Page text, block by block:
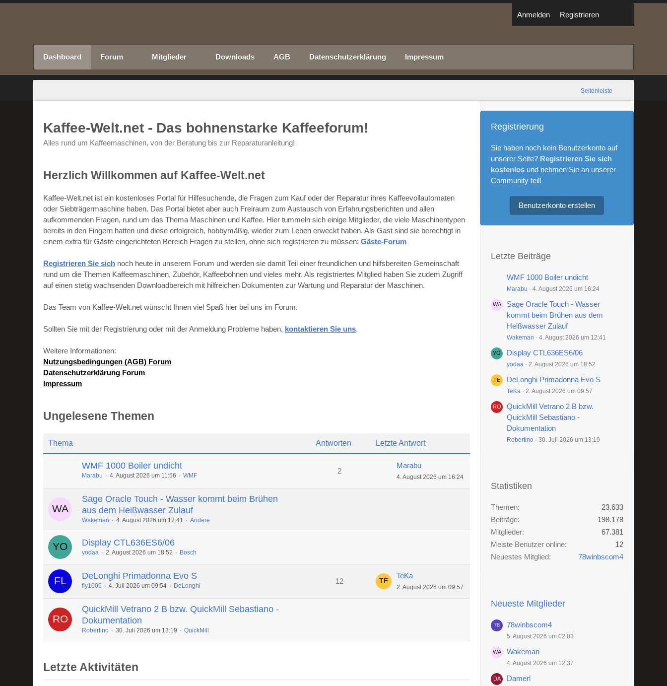
Anmelden Registrieren
Dashboard Forum Mitglieder Downloads AGB Datenschutzerklärung Impressum
Seitenleiste
Kaffee-Welt.net - Das bohnenstarke Kaffeeforum!
Alles rund um Kaffeemaschinen, von der Beratung bis zur Reparaturanleitung!
Herzlich Willkommen auf Kaffee-Welt.net
Kaffee-Welt.net ist ein kostenloses Portal für Hilfesuchende, die Fragen zum Kauf oder der Reparatur ihres Kaffeevollautomaten
oder Siebträgermaschine haben. Das Portal bietet aber auch Freiraum zum Austausch von Erfahrungsberichten und allen
aufkommenden Fragen, rund um das Thema Maschinen und Kaffee. Hier tummeln sich einige Mitglieder, die viele Maschinentypen
bereits in den Fingern hatten und diese erfolgreich, hobbymäßig, wieder zum Leben erweckt haben. Als Gast sind sie berechtigt in
einem extra für Gäste eingerichteten Bereich Fragen zu stellen, ohne sich registrieren zu müssen:Gäste-Forum
Registrieren Sie sich noch heute in unserem Forum und werden sie damit Teil einer freundlichen und hilfsbereiten Gemeinschaft
rund um die Themen Kaffeemaschinen, Zubehör, Kaffeebohnen und vieles mehr. Als registriertes Mitglied haben Sie zudem Zugriff
auf einen stetig wachsenden Downloadbereich mit hilfreichen Dokumenten zur Wartung und Reparatur der Maschinen.
Das Team von Kaffee-Welt.net wünscht Ihnen viel Spaß hier bei uns im Forum.
Sollten Sie mit der Registrierung oder mit der Anmeldung Probleme haben, kontaktieren Sie uns.
Weitere Informationen:
Nutzungsbedingungen (AGB) Forum
Datenschutzerklärung Forum
Impressum
Ungelesene Themen
Thema Antworten Letzte Antwort
WMF 1000 Boiler undicht
Marabu 4. August 2026 um 11:56 WMF
2
Marabu
4. August 2026 um 16:24
Sage Oracle Touch - Wasser kommt beim Brühen
aus dem Heißwasser Zulauf
Wakeman 4. August 2026 um 12:41 Andere
Display CTL636ES6/06
yodaa 2. August 2026 um 18:52 Bosch
DeLonghi Primadonna Evo S
fly1006 4. Juli 2026 um 09:54 DeLonghi
12
TeKa
2. August 2026 um 09:57
QuickMill Vetrano 2 B bzw. QuickMill Sebastiano -
Dokumentation
Robertino 30. Juli 2026 um 13:19 QuickMill
Letzte Aktivitäten
Registrierung
Sie haben noch kein Benutzerkonto auf
unserer Seite? Registrieren Sie sich
kostenlosund nehmen Sie an unserer
Community teil!
Benutzerkonto erstellen
Letzte Beiträge
WMF 1000 Boiler undicht
Marabu 4. August 2026 um 16:24
Sage Oracle Touch - Wasser
kommt beim Brühen aus dem
Heißwasser Zulauf
Wakeman 4. August 2026 um 12:41
Display CTL636ES6/06
yodaa 2. August 2026 um 18:52
DeLonghi Primadonna Evo S
TeKa 2. August 2026 um 09:57
QuickMill Vetrano 2 B bzw.
QuickMill Sebastiano -
Dokumentation
Robertino 30. Juli 2026 um 13:19
Statistiken
Themen
23.633
Beiträge
198.178
Mitglieder
67.381
Meiste Benutzer online
12
Neuestes Mitglied
78winbscom4
Neueste Mitglieder
78winbscom4
5. August 2026 um 02:03
Wakeman
4. August 2026 um 12:37
Damerl